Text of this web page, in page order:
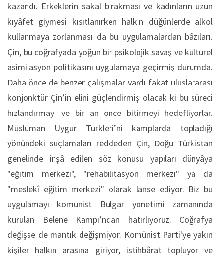
kazandı. Erkeklerin sakal bırakması ve kadınların uzun
kıyâfet giymesi kısıtlanırken halkın düğünlerde alkol
kullanmaya zorlanması da bu uygulamalardan bâzıları.
Çin, bu coğrafyada yoğun bir psikolojik savaş ve kültürel
asimilasyon politikasını uygulamaya geçirmiş durumda.
Daha önce de benzer çalışmalar vardı fakat uluslararası
konjonktür Çin’in elini güçlendirmiş olacak ki bu süreci
hızlandırmayı ve bir an önce bitirmeyi hedefliyorlar.
Müslüman Uygur Türkleri’ni kamplarda topladığı
yönündeki suçlamaları reddeden Çin, Doğu Türkistan
genelinde inşâ edilen söz konusu yapıları dünyâya
"eğitim merkezi", "rehabilitasyon merkezi" ya da
"meslekî eğitim merkezi" olarak lanse ediyor. Biz bu
uygulamayı komünist Bulgar yönetimi zamanında
kurulan Belene Kampı’ndan hatırlıyoruz. Coğrafya
değişse de mantık değişmiyor. Komünist Parti'ye yakın
kişiler halkın arasına giriyor, istihbârat topluyor ve